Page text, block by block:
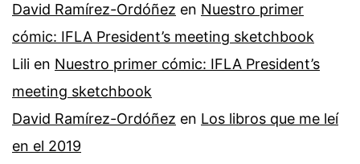
David Ramírez-Ordóñez en Nuestro primer
cómic: IFLA President’s meeting sketchbook
Lili en Nuestro primer cómic: IFLA President’s
meeting sketchbook
David Ramírez-Ordóñez en Los libros que me leí
en el 2019